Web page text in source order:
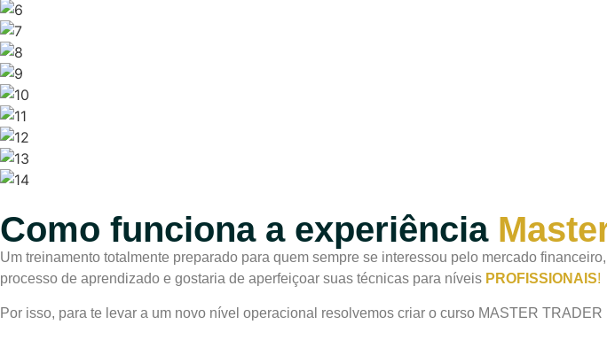
Como funciona a experiência
Um treinamento totalmente preparado para quem sempre se interessou pelo mercado
processo de aprendizado e gostaria de aperfeiçoar suas técnicas para níveis PROFISSIONAIS!
Por isso, para te levar a um novo nível operacional resolvemos criar o curso MASTER